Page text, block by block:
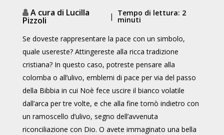
A cura di Lucilla
Pizzoli | Tempo di lettura: 2
minuti
Se doveste rappresentare la pace con un simbolo,
quale usereste? Attingereste alla ricca tradizione
cristiana? In questo caso, potreste pensare alla
colomba o all’ulivo, emblemi di pace per via del passo
della Bibbia in cui Noè fece uscire il bianco volatile
dall’arca per tre volte, e che alla fine tornò indietro con
un ramoscello d’ulivo, segno dell’avvenuta
riconciliazione con Dio. O avete immaginato una bella